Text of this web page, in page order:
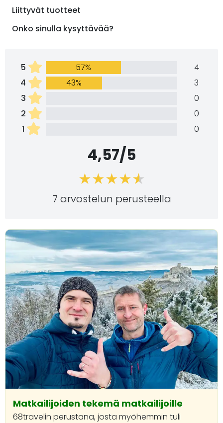
Liittyvät tuotteet
Onko sinulla kysyttävää?
5 57%
4
4
43%
3
3
0
2
0
1
0
4,57/5
7 arvostelun perusteella
Matkailijoiden tekemä matkailijoille
68travelin perustana, josta myöhemmin tuli